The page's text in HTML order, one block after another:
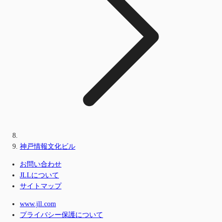
神戸情報文化ビル
お問い合わせ
JLLについて
サイトマップ
www.jll.com
プライバシー保護について